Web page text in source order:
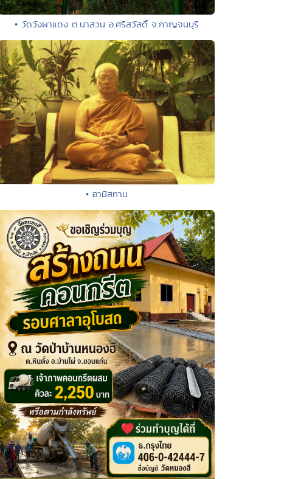
• วัดวังผาแดง ต.นาสวน อ.ศรีสวัสดิ์ จ.กาญจนบุรี
• อามิสทาน